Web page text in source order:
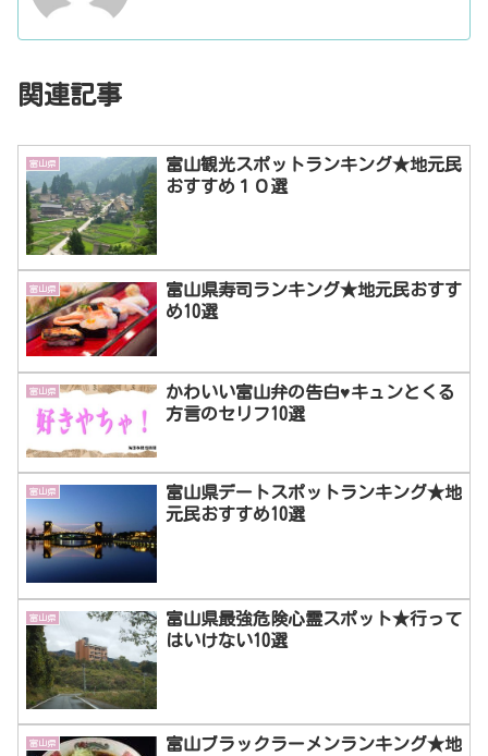
関連記事
富山県
富山観光スポットランキング★地元民
おすすめ１０選
富山県
富山県寿司ランキング★地元民おすす
め10選
富山県
かわいい富山弁の告白♥キュンとくる
方言のセリフ10選
富山県
富山県デートスポットランキング★地
元民おすすめ10選
富山県
富山県最強危険心霊スポット★行って
はいけない10選
富山県
富山ブラックラーメンランキング★地